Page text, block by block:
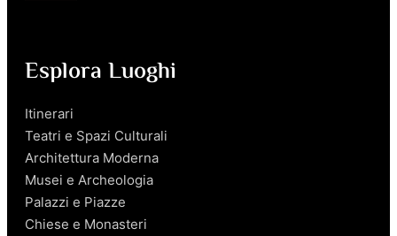
Esplora Luoghi
Itinerari
Teatri e Spazi Culturali
Architettura Moderna
Musei e Archeologia
Palazzi e Piazze
Chiese e Monasteri